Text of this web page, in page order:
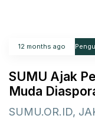
12 months ago
SUMU Ajak
Muda
SUMU.OR.ID,